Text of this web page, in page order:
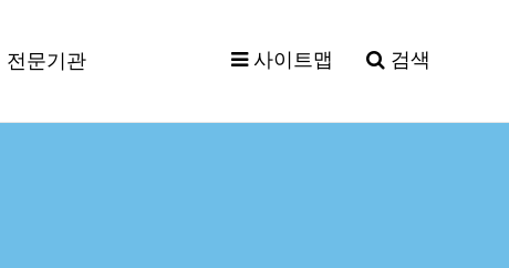
전문기관 사이트맵 검색